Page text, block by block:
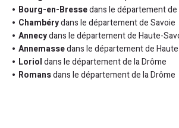
Bourg-en-Bressedans le département de
Chambérydans le département de Savoie
Annecydans le département de Haute-
Annemassedans le département de
Lorioldans le département de la Drôme
Romansdans le département de la Drôme